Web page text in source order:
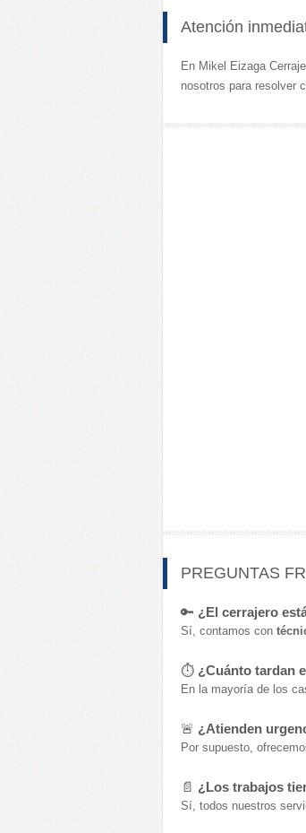
Atención
En Mikel Eizaga
nosotros para resolver
PREGUNTAS
🔑 ¿El cerrajero
Sí, contamos con
⏱️ ¿Cuánto tardan
En la mayoría de los
🚨 ¿Atienden
Por supuesto,
📄 ¿Los trabajos
Sí, todos nuestros